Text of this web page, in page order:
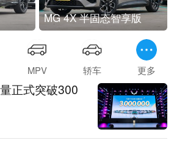
MG 4X 半固态智享版
MPV 轿车 更多
正式突破300